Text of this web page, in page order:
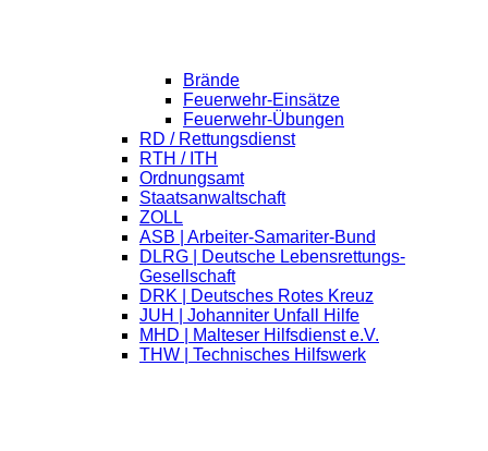
Brände
Feuerwehr-Einsätze
Feuerwehr-Übungen
RD / Rettungsdienst
RTH / ITH
Ordnungsamt
Staatsanwaltschaft
ZOLL
ASB | Arbeiter-Samariter-Bund
DLRG | Deutsche Lebensrettungs-
Gesellschaft
DRK | Deutsches Rotes Kreuz
JUH | Johanniter Unfall Hilfe
MHD | Malteser Hilfsdienst e.V.
THW | Technisches Hilfswerk